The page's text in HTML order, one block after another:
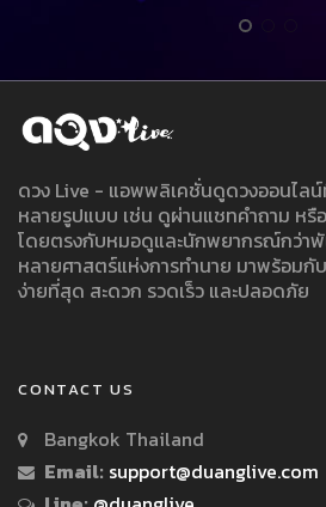
ดวง Live - แอพพลิเคชั่นดูดวงออนไล
หลายรูปแบบ เช่น ดูผ่านแชทคำถาม ห
โดยตรงกับหมอดูและนักพยากรณ์กว่า
หลายศาสตร์แห่งการทำนาย มาพร้อมกั
ง่ายที่สุด สะดวก รวดเร็ว และปลอดภัย
CONTACT US
Bangkok Thailand
Email: support@duanglive.com